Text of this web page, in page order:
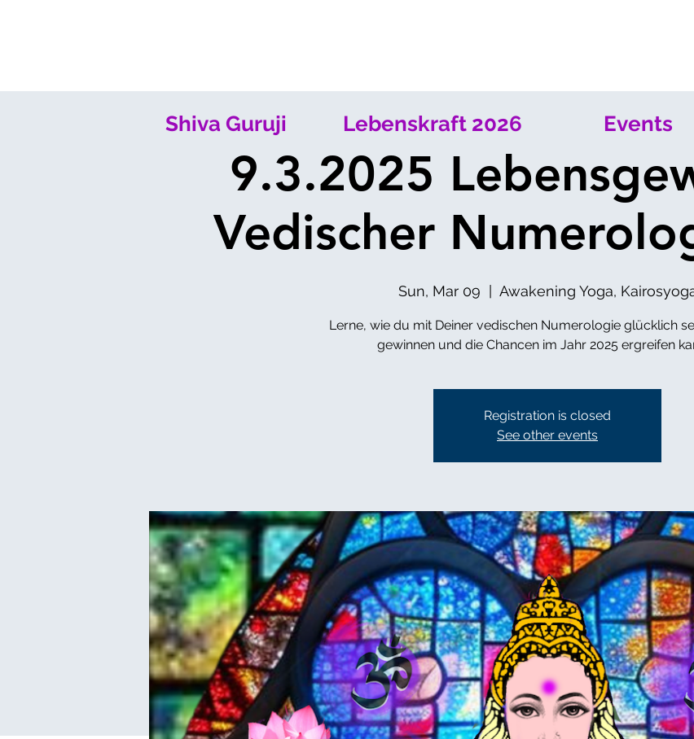
9.3.2025
Vedischer
Sun, Mar 09 Awakening Yoga,
Lerne, wie du mit Deiner vedischen Numerologie glücklich
gewinnen und die Chancen im Jahr 2025 ergreifen
Registration is closed
See other events
Shiva Guruji Lebenskraft 2026 Events